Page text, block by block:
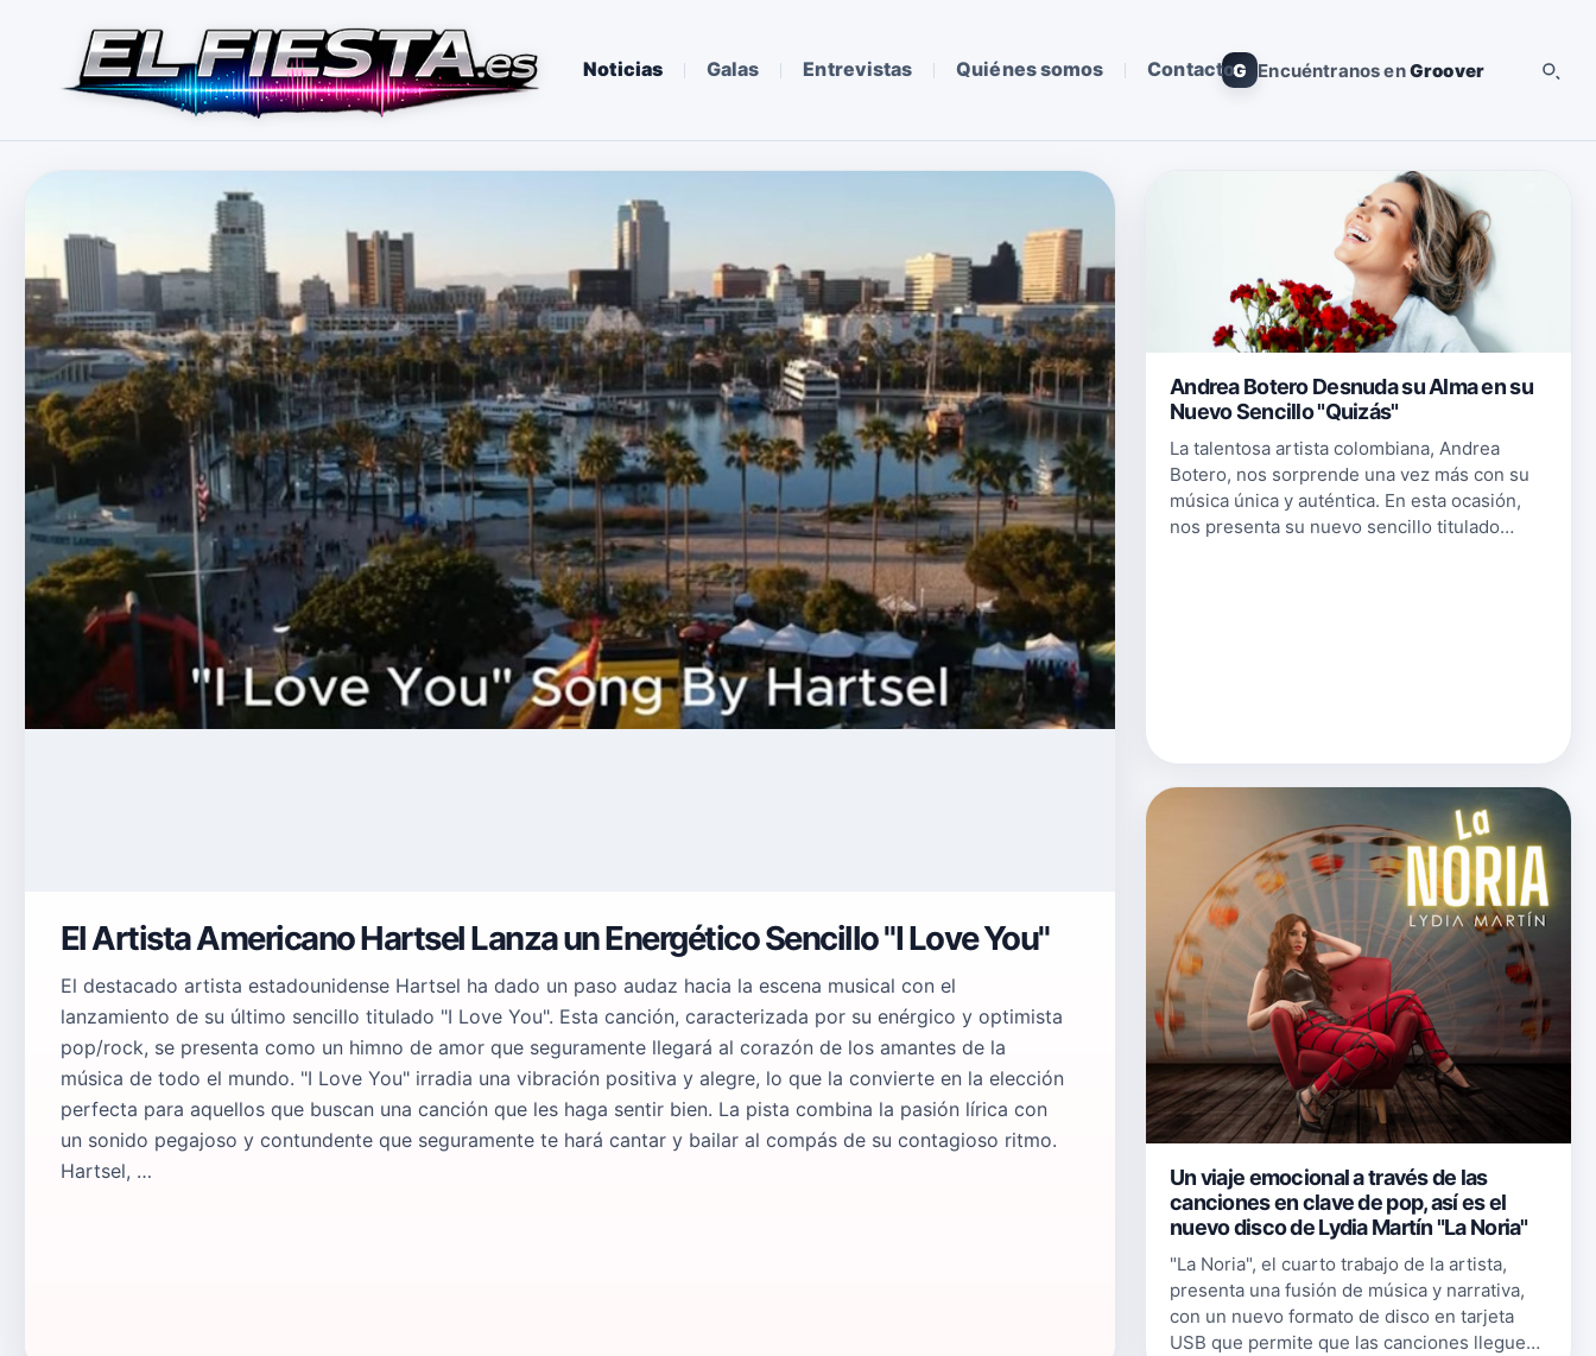
Noticias Galas Entrevistas Quiénes somos ContactoG Encuéntranos enGroover
El Artista Americano Hartsel Lanza un Energético Sencillo "I Love You"
El destacado artista estadounidense Hartsel ha dado un paso audaz hacia la escena musical con el
lanzamiento de su último sencillo titulado "I Love You". Esta canción, caracterizada por su enérgico y optimista
pop/rock, se presenta como un himno de amor que seguramente llegará al corazón de los amantes de la
música de todo el mundo. "I Love You" irradia una vibración positiva y alegre, lo que la convierte en la elección
perfecta para aquellos que buscan una canción que les haga sentir bien. La pista combina la pasión lírica con
un sonido pegajoso y contundente que seguramente te hará cantar y bailar al compás de su contagioso ritmo.
Hartsel, …
Andrea Botero Desnuda su Alma en su
Nuevo Sencillo "Quizás"
La talentosa artista colombiana, Andrea
Botero, nos sorprende una vez más con su
música única y auténtica. En esta ocasión,
nos presenta su nuevo sencillo titulado
Un viaje emocional a través de las
canciones en clave de pop, así es el
nuevo disco de Lydia Martín "La Noria"
"La Noria", el cuarto trabajo de la artista,
presenta una fusión de música y narrativa,
con un nuevo formato de disco en tarjeta
USB que permite que las canciones lleguen